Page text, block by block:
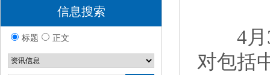
信息搜索
标题 正文
4月3
对包括